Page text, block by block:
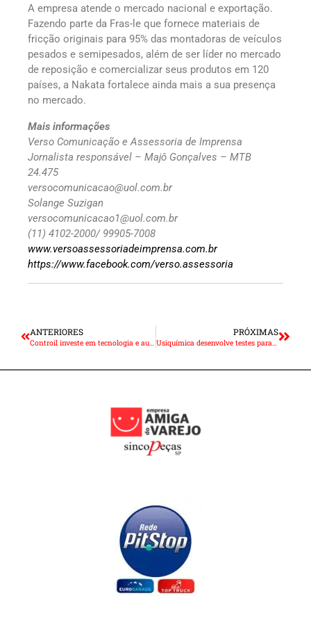
A empresa atende o mercado nacional e exportação.
Fazendo parte da Fras-le que fornece materiais de
fricção originais para 95% das montadoras de veículos
pesados e semipesados, além de ser líder no mercado
de reposição e comercializar seus produtos em 120
países, a Nakata fortalece ainda mais a sua presença
no mercado.
Mais informações
Verso Comunicação e Assessoria de Imprensa
Jornalista responsável – Majô Gonçalves – MTB
24.475
versocomunicacao@uol.com.br
Solange Suzigan
versocomunicacao1@uol.com.br
(11) 4102-2000/ 99905-7008
www.versoassessoriadeimprensa.com.br
https://www.facebook.com/verso.assessoria
ANTERIORES
Controil investe em tecnologia e automação para aumento de capacidade produtiva
PRÓXIMAS
Usiquímica desenvolve testes para identificar Arla 32 adulterado